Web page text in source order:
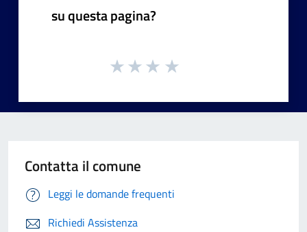
su questa pagina?
Contatta il comune
Leggi le domande frequenti
Richiedi Assistenza